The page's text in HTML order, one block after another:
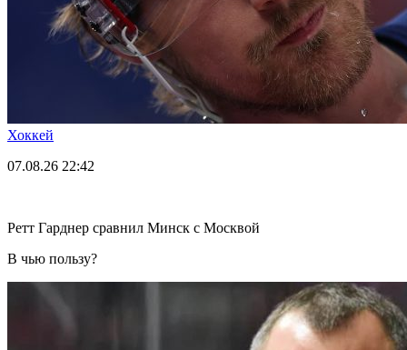
Хоккей
07.08.26 22:42
Ретт Гарднер сравнил Минск с Москвой
В чью пользу?